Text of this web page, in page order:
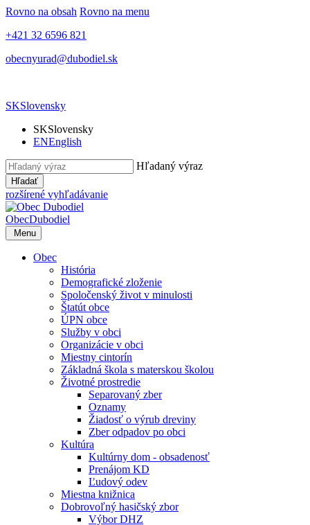
Rovno na obsah Rovno na menu
+421 32 6596 821
obecnyurad@dubodiel.sk
SKSlovensky
SKSlovensky
ENEnglish
Hľadaný výraz
Hľadať
rozšírené vyhľadávanie
ObecDubodiel
Menu
Obec
História
Demografické zloženie
Spoločenský život v minulosti
Štatút obce
ÚPN obce
Služby v obci
Organizácie v obci
Miestny cintorín
Základná škola s materskou školou
Životné prostredie
Separovaný zber
Oznamy
Žiadosť o výrub dreviny
Zber odpadov po obci
Kultúra
Kultúrny dom - obsadenosť
Prenájom KD
Ľudový odev
Miestna knižnica
Dobrovoľný hasičský zbor
Výbor DHZ